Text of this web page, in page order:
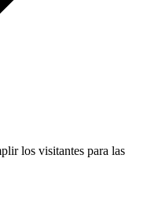
los visitantes para las